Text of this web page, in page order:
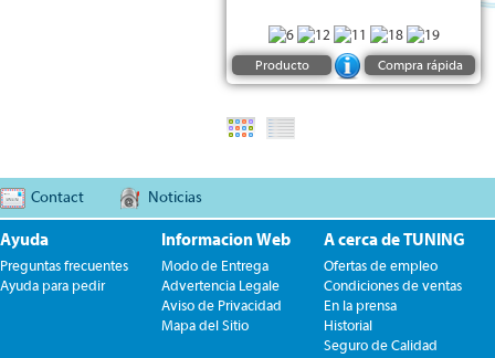
Producto Compra rápida
Contact Noticias
Ayuda
Preguntas frecuentes
Ayuda para pedir
Informacion Web
Modo de Entrega
Advertencia Legale
Aviso de Privacidad
Mapa del Sitio
A cerca de TUNING
Ofertas de empleo
Condiciones de ventas
En la prensa
Historial
Seguro de Calidad